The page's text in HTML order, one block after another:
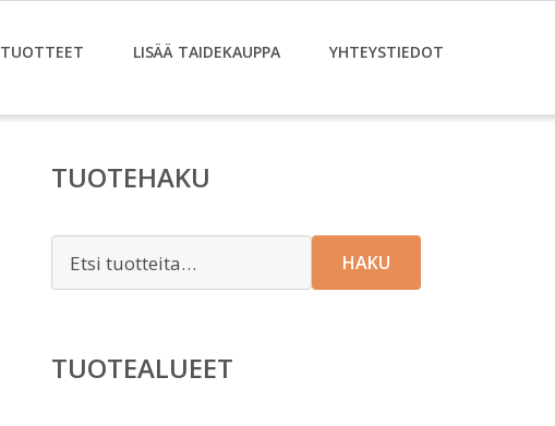
TUOTTEET LISÄÄ TAIDEKAUPPA YHTEYSTIEDOT
TUOTEHAKU
HAKU
TUOTEALUEET